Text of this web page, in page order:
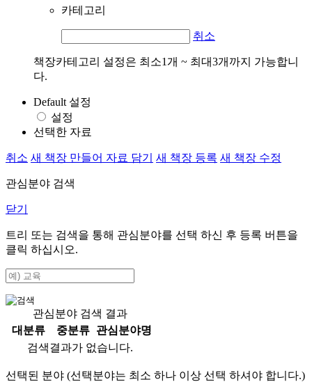
카테고리
취소
책장카테고리 설정은 최소1개 ~ 최대3개까지 가능합니
다.
Default 설정
설정
선택한 자료
취소 새 책장 만들어 자료 담기 새 책장 등록 새 책장 수정
관심분야 검색
닫기
트리 또는 검색을 통해 관심분야를 선택 하신 후 등록 버튼을
클릭 하십시오.
관심분야 검색 결과
대분류
중분류
관심분야명
검색결과가 없습니다.
선택된 분야 (선택분야는 최소 하나 이상 선택 하셔야 합니다.)